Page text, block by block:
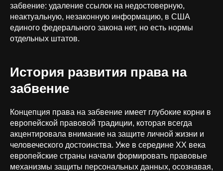
забвение: удаление ссылок на недостоверную,
неактуальную, незаконную информацию, в США
единого федерального закона нет, но есть нормы
отдельных штатов.
История развития права на
забвение
Концепция права на забвение имеет глубокие корни в
европейской правовой традиции, которая всегда
акцентировала внимание на защите личной жизни и
человеческого достоинства. Уже в середине XX века
европейские страны начали формировать правовые
механизмы защиты персональных данных, осознавая,